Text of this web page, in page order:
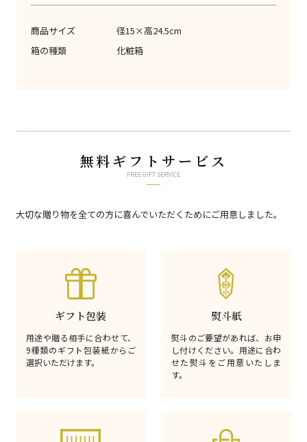
商品サイズ
径15×高24.5cm
箱の種類
化粧箱
無料ギフトサービス
FREE GIFT SERVICE
大切な贈り物を全ての方に喜んでいただくためにご用意しました。
ギフト包装
用途や贈る相手に合わせて、
9種類のギフト包装紙からご
選択いただけます。
熨斗紙
熨斗のご要望があれば、お申
し付けください。用途に合わ
せた熨斗をご用意いたしま
す。